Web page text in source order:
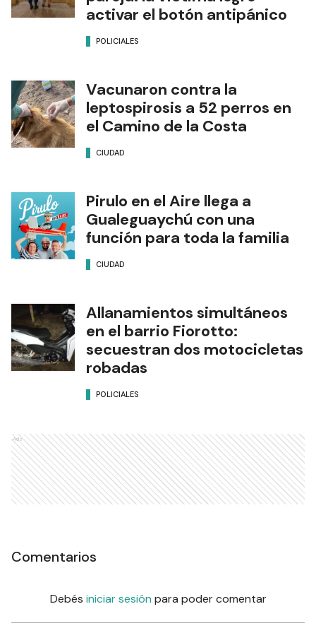
activar el botón antipánico
POLICIALES
Vacunaron contra la
leptospirosis a 52 perros en
el Camino de la Costa
CIUDAD
Pirulo en el Aire llega a
Gualeguaychú con una
función para toda la familia
CIUDAD
Allanamientos simultáneos
en el barrio Fiorotto:
secuestran dos motocicletas
robadas
POLICIALES
Ads
Comentarios
Debés iniciar sesión para poder comentar